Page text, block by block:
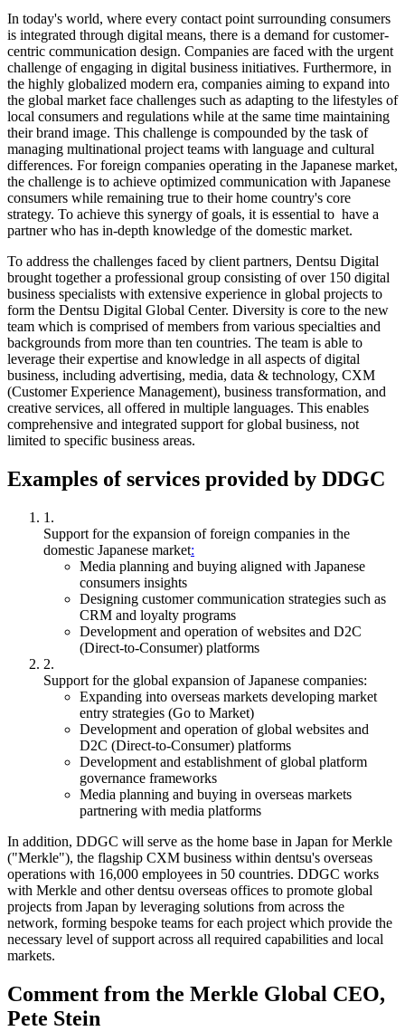
In today's world, where every contact point surrounding consumers
is integrated through digital means, there is a demand for customer-
centric communication design. Companies are faced with the urgent
challenge of engaging in digital business initiatives. Furthermore, in
the highly globalized modern era, companies aiming to expand into
the global market face challenges such as adapting to the lifestyles of
local consumers and regulations while at the same time maintaining
their brand image. This challenge is compounded by the task of
managing multinational project teams with language and cultural
differences. For foreign companies operating in the Japanese market,
the challenge is to achieve optimized communication with Japanese
consumers while remaining true to their home country's core
strategy. To achieve this synergy of goals, it is essential to have a
partner who has in-depth knowledge of the domestic market.
To address the challenges faced by client partners, Dentsu Digital
brought together a professional group consisting of over 150 digital
business specialists with extensive experience in global projects to
form the Dentsu Digital Global Center. Diversity is core to the new
team which is comprised of members from various specialties and
backgrounds from more than ten countries. The team is able to
leverage their expertise and knowledge in all aspects of digital
business, including advertising, media, data & technology, CXM
(Customer Experience Management), business transformation, and
creative services, all offered in multiple languages. This enables
comprehensive and integrated support for global business, not
limited to specific business areas.
Examples of services provided by DDGC
1.
Support for the expansion of foreign companies in the
domestic Japanese market:
Media planning and buying aligned with Japanese
consumers insights
Designing customer communication strategies such as
CRM and loyalty programs
Development and operation of websites and D2C
(Direct-to-Consumer) platforms
2.
Support for the global expansion of Japanese companies:
Expanding into overseas markets developing market
entry strategies (Go to Market)
Development and operation of global websites and
D2C (Direct-to-Consumer) platforms
Development and establishment of global platform
governance frameworks
Media planning and buying in overseas markets
partnering with media platforms
In addition, DDGC will serve as the home base in Japan for Merkle
("Merkle"), the flagship CXM business within dentsu's overseas
operations with 16,000 employees in 50 countries. DDGC works
with Merkle and other dentsu overseas offices to promote global
projects from Japan by leveraging solutions from across the
network, forming bespoke teams for each project which provide the
necessary level of support across all required capabilities and local
markets.
Comment from the Merkle Global CEO,
Pete Stein